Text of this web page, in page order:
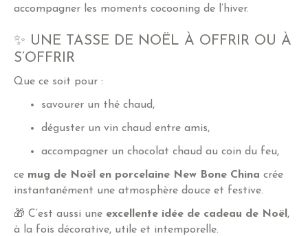
accompagner les moments cocooning de l’hiver.
✨ UNE TASSE DE NOËL À OFFRIR OU À
S’OFFRIR
Que ce soit pour :
savourer un thé chaud,
déguster un vin chaud entre amis,
accompagner un chocolat chaud au coin du feu,
ce mug de Noël en porcelaine New Bone China crée
instantanément une atmosphère douce et festive.
🎁 C’est aussi une excellente idée de cadeau de Noël ,
à la fois décorative, utile et intemporelle.